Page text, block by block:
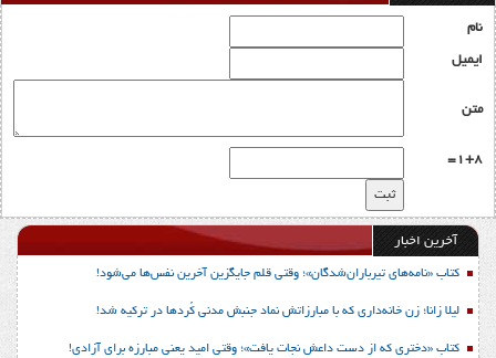
نام
ایمیل
متن
1+8=
آخرین اخبار
کتاب «نامه‌های تیرباران‌شدگان»؛ وقتی قلم جایگزین آخرین نفس‌ها می‌شود!
لیلا زانا؛ زن خانه‌داری که با مبارزاتش نماد جنبش مدنی کُردها در ترکیه شد!
کتاب «دختری که از دست داعش نجات یافت»؛ وقتی امید یعنی مبارزه برای آزادی!